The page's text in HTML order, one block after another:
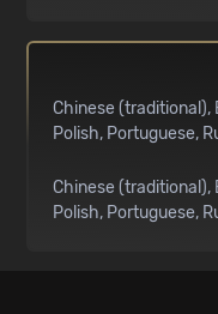
Chinese (traditional)
Polish Portuguese
Chinese (traditional)
Polish Portuguese